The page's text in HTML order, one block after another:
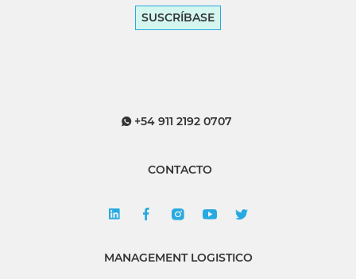
SUSCRÍBASE
+54 911 2192 0707
CONTACTO
MANAGEMENT LOGISTICO